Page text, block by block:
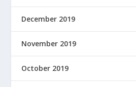
December 2019
November 2019
October 2019